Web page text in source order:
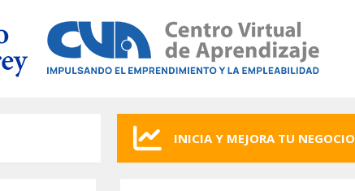
INICIA Y MEJORA TU NEGOCIO